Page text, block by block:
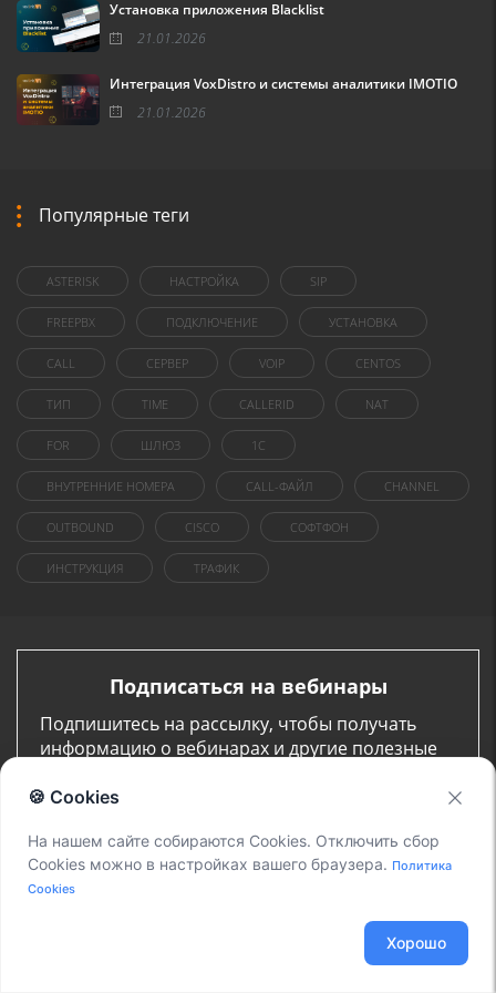
Установка приложения Blacklist
21.01.2026
Интеграция VoxDistro и системы аналитики IMOTIO
21.01.2026
Популярные теги
ASTERISK НАСТРОЙКА SIP
FREEPBX ПОДКЛЮЧЕНИЕ УСТАНОВКА
CALL СЕРВЕР VOIP CENTOS
ТИП TIME CALLERID NAT
FOR ШЛЮЗ 1C
ВНУТРЕННИЕ НОМЕРА CALL-ФАЙЛ CHANNEL
OUTBOUND CISCO СОФТФОН
ИНСТРУКЦИЯ ТРАФИК
Подписаться на вебинары
Подпишитесь на рассылку, чтобы получать
информацию о вебинарах и другие полезные
Я даю согласие на обработку моих персональных данных
Политикой в отношении
🍪 Cookies
На нашем сайте собираются Cookies. Отключить сбор
Cookies можно в настройках вашего браузера. Политика
Cookies
Хорошо